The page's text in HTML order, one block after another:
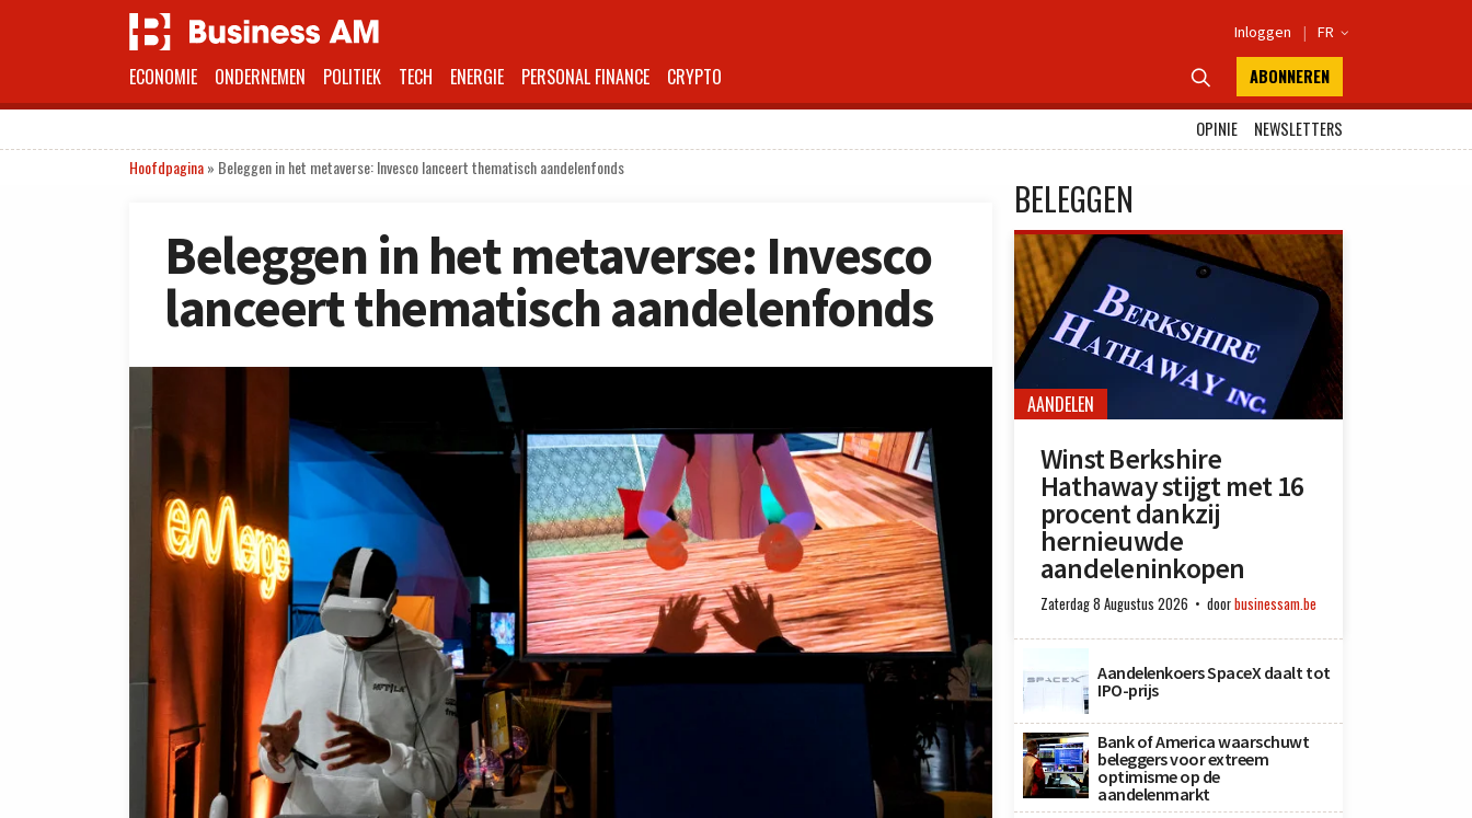
Inloggen | FR 
ECONOMIE ONDERNEMEN POLITIEK TECH ENERGIE PERSONAL FINANCE CRYPTO  ABONNEREN
OPINIE
NEWSLETTERS
Hoofdpagina» Beleggen in het metaverse: Invesco lanceert thematisch aandelenfonds
Beleggen in het metaverse: Invesco
lanceert thematisch aandelenfonds
BELEGGEN
AANDELEN
Winst Berkshire
Hathaway stijgt met 16
procent dankzij
hernieuwde
aandeleninkopen
Zaterdag 8 Augustus 2026 doorbusinessam.be
Aandelenkoers SpaceX daalt tot
IPO-prijs
Bank of America waarschuwt
beleggers voor extreem
optimisme op de
aandelenmarkt